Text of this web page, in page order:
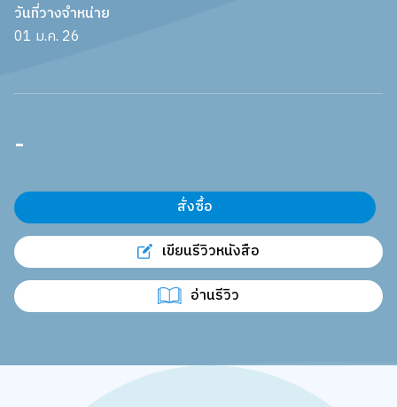
วันที่วางจำหน่าย
01 ม.ค. 26
-
สั่งซื้อ
เขียนรีวิวหนังสือ
อ่านรีวิว